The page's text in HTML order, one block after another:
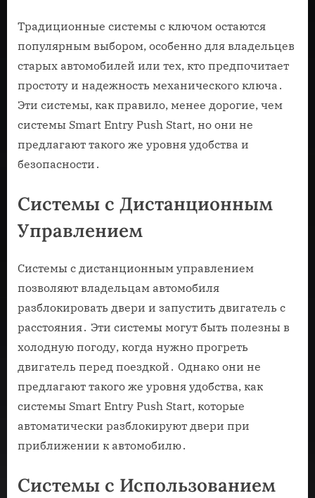
Традиционные системы с ключом остаются
популярным выбором, особенно для владельцев
старых автомобилей или тех, кто предпочитает
простоту и надежность механического ключа․
Эти системы, как правило, менее дорогие, чем
системы Smart Entry Push Start, но они не
предлагают такого же уровня удобства и
безопасности․
Системы с Дистанционным
Управлением
Системы с дистанционным управлением
позволяют владельцам автомобиля
разблокировать двери и запустить двигатель с
расстояния․ Эти системы могут быть полезны в
холодную погоду, когда нужно прогреть
двигатель перед поездкой․ Однако они не
предлагают такого же уровня удобства, как
системы Smart Entry Push Start, которые
автоматически разблокируют двери при
приближении к автомобилю․
Системы с Использованием